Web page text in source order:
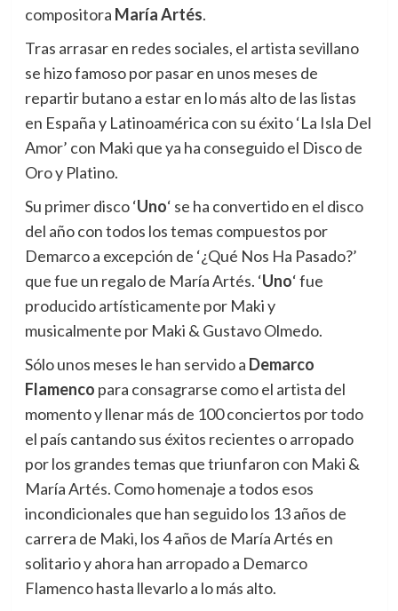
compositora María Artés.
Tras arrasar en redes sociales, el artista sevillano
se hizo famoso por pasar en unos meses de
repartir butano a estar en lo más alto de las listas
en España y Latinoamérica con su éxito ‘La Isla Del
Amor’ con Maki que ya ha conseguido el Disco de
Oro y Platino.
Su primer disco ‘Uno‘ se ha convertido en el disco
del año con todos los temas compuestos por
Demarco a excepción de ‘¿Qué Nos Ha Pasado?’
que fue un regalo de María Artés. ‘Uno‘ fue
producido artísticamente por Maki y
musicalmente por Maki & Gustavo Olmedo.
Sólo unos meses le han servido a Demarco
Flamenco para consagrarse como el artista del
momento y llenar más de 100 conciertos por todo
el país cantando sus éxitos recientes o arropado
por los grandes temas que triunfaron con Maki &
María Artés. Como homenaje a todos esos
incondicionales que han seguido los 13 años de
carrera de Maki, los 4 años de María Artés en
solitario y ahora han arropado a Demarco
Flamenco hasta llevarlo a lo más alto.